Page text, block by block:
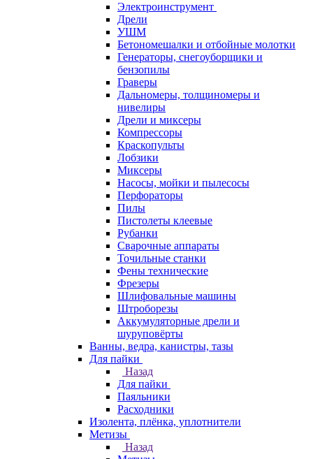
Электроинструмент
Дрели
УШМ
Бетономешалки и отбойные молотки
Генераторы, снегоуборщики и
бензопилы
Граверы
Дальномеры, толщиномеры и
нивелиры
Дрели и миксеры
Компрессоры
Краскопульты
Лобзики
Миксеры
Насосы, мойки и пылесосы
Перфораторы
Пилы
Пистолеты клеевые
Рубанки
Сварочные аппараты
Точильные станки
Фены технические
Фрезеры
Шлифовальные машины
Штроборезы
Аккумуляторные дрели и
шуруповёрты
Ванны, ведра, канистры, тазы
Для пайки
Назад
Для пайки
Паяльники
Расходники
Изолента, плёнка, уплотнители
Метизы
Назад